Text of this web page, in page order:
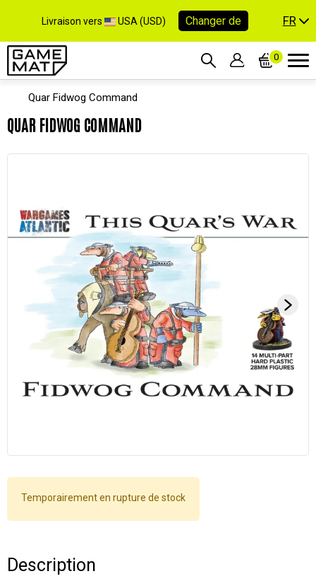
Livraison vers USA (USD) Changer de FR
0
Quar Fidwog Command
QUAR FIDWOG COMMAND
Temporairement en rupture de stock
Description